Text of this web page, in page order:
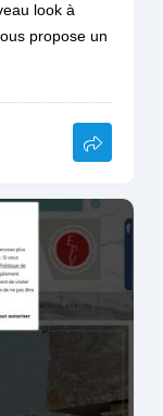
look à
propose un